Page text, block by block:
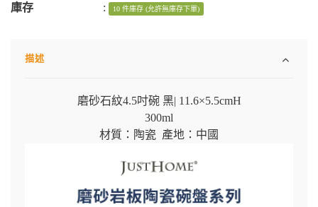
庫存
: 10 件庫存 (允許無庫存下單)
描述
磨砂石紋4.5吋碗 黑| 11.6×5.5cmH
300ml
材質：陶瓷 產地：中國